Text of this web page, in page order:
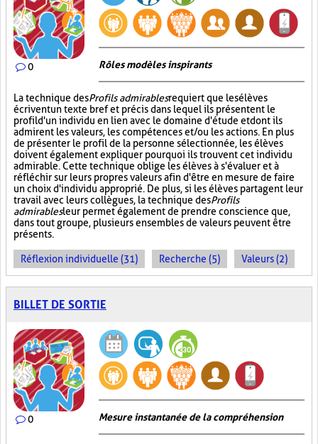
0 Rôles modèles inspirants
La technique desProfils admirablesrequiert que les élèves
écrivent un texte bref et précis dans lequel ils présentent le
profil d'un individu en lien avec le domaine d'étude et dont ils
admirent les valeurs, les compétences et/ou les actions. En plus
de présenter le profil de la personne sélectionnée, les élèves
doivent également expliquer pourquoi ils trouvent cet individu
admirable. Cette technique oblige les élèves à s'évaluer et à
réfléchir sur leurs propres valeurs afin d'être en mesure de faire
un choix d'individu approprié. De plus, si les élèves partagent leur
travail avec leurs collègues, la technique desProfils
admirablesleur permet également de prendre conscience que,
dans tout groupe, plusieurs ensembles de valeurs peuvent être
présents.
Réflexion individuelle (31) Recherche (5) Valeurs (2)
BILLET DE SORTIE
0 Mesure instantanée de la compréhension